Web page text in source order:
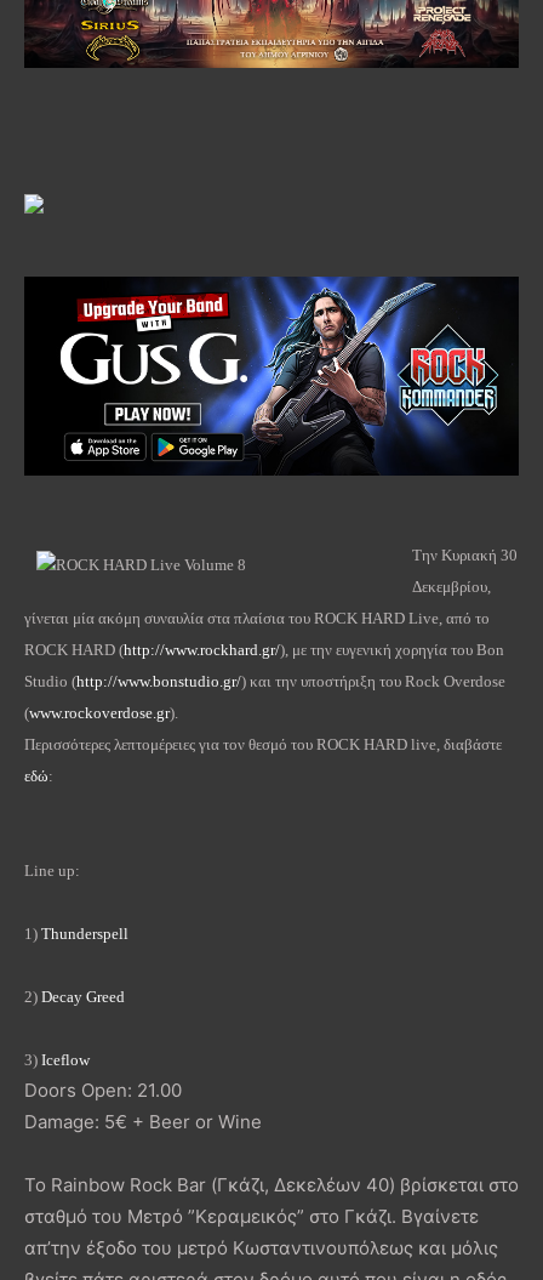
Την Κυριακή 30
Δεκεμβρίου,
γίνεται μία ακόμη συναυλία στα πλαίσια του ROCK HARD Live, από το
ROCK HARD (http://www.rockhard.gr/), με την ευγενική χορηγία του Bon
Studio (http://www.bonstudio.gr/) και την υποστήριξη του Rock Overdose
(www.rockoverdose.gr).
Περισσότερες λεπτομέρειες για τον θεσμό του ROCK HARD live, διαβάστε
εδώ:
Line up:
1) Thunderspell
2) Decay Greed
3) Iceflow
Doors Open: 21.00
Damage: 5€ + Beer or Wine
Το Rainbow Rock Bar (Γκάζι, Δεκελέων 40) βρίσκεται στο
σταθμό του Μετρό ”Κεραμεικός” στο Γκάζι. Βγαίνετε
απ’την έξοδο του μετρό Κωσταντινουπόλεως και μόλις